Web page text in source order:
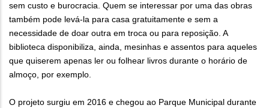
sem custo e burocracia. Quem se interessar por uma das obras
também pode levá-la para casa gratuitamente e sem a
necessidade de doar outra em troca ou para reposição. A
biblioteca disponibiliza, ainda, mesinhas e assentos para aqueles
que quiserem apenas ler ou folhear livros durante o horário de
almoço, por exemplo.
O projeto surgiu em 2016 e chegou ao Parque Municipal durante